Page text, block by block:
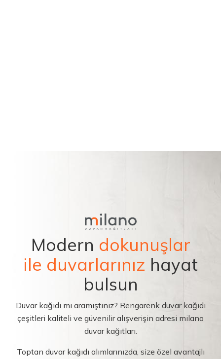
Modern dokunuşlar
ile duvarlarınız hayat
bulsun
Duvar kağıdı mı aramıştınız? Rengarenk duvar kağıdı
çeşitleri kaliteli ve güvenilir alışverişin adresi milano
duvar kağıtları.
Toptan duvar kağıdı alımlarınızda, size özel avantajlı